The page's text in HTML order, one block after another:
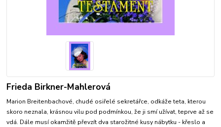
Frieda Birkner-Mahlerová
Marion Breitenbachové, chudé osiřelé sekretářce, odkáže teta, kterou
skoro neznala, krásnou vilu pod podmínkou, že ji smí užívat, teprve až se
vdá. Dále musí okamžitě převzít dva starožitné kusy nábytku - křeslo a